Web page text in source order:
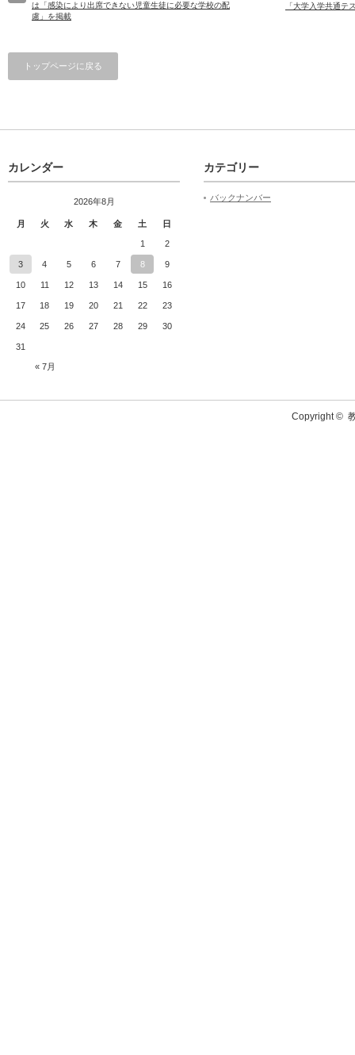
は「感染により出席できない児童生徒に必要な学校の配
慮」を掲載
「大学入学共通テ
トップページに戻る
カレンダー
2026年8月
月 火 水 木 金 土 日
« 7月
1 2
3 4 5 6 7 8 9
10 11 12 13 14 15 16
17 18 19 20 21 22 23
24 25 26 27 28 29 30
31
カテゴリー
バックナンバー
Copyright ©